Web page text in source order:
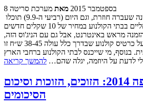
8 בספטמבר 2015 מאת מערכת סריטה
לראות סרטים ישראליים בבתי הקולנוע במחיר של 10 שקלים חדשים
מראש באינטרנט, אבל גם עם הניג'וס הזה,
לשלם 10-15 ש״ח על כרטיס קולנוע שבדרך כלל עולה 38-45 ש״ח זו
בנוסף, מי שייכנס לבתי הקולנוע ברחבי הארץ
לדעת על היוזמה, יגלה שהם… להמשך קריאה
פסטיבל חיפה 2014: הזוכים, הזוכות וסיכום
הסיכומים